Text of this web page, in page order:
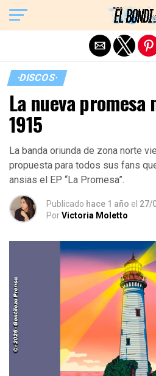
·DISCOS·
La nueva promesa
1915
La banda oriunda de zona norte
propuesta para todos sus fans
ansias el EP “La Promesa”.
Publicado hace 1 año el 27/
PorVictoria Moletto
Exit mobile